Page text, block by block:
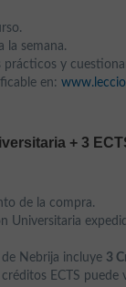
la semana.
prácticos y
en:
+ 3
de la compra.
Universitaria
Nebrija incluye 3
ECTS